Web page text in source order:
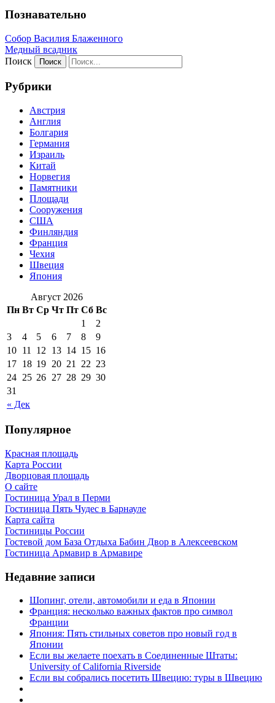
Познавательно
Собор Василия Блаженного
Медный всадник
Поиск
Рубрики
Австрия
Англия
Болгария
Германия
Израиль
Китай
Норвегия
Памятники
Площади
Сооружения
США
Финляндия
Франция
Чехия
Швеция
Япония
Август 2026
Пн Вт Ср Чт Пт Сб Вс
« Дек
1
2
3
4 5 6 7 8
9
10 11 12 13 14 15 16
17 18 19 20 21 22 23
24 25 26 27 28 29 30
31
Популярное
Красная площадь
Карта России
Дворцовая площадь
О сайте
Гостиница Урал в Перми
Гостиница Пять Чудес в Барнауле
Карта сайта
Гостиницы России
Гостевой дом База Отдыха Бабин Двор в Алексеевском
Гостиница Армавир в Армавире
Недавние записи
Шопинг, отели, автомобили и еда в Японии
Франция: несколько важных фактов про символ
Франции
Япония: Пять стильных советов про новый год в
Японии
Если вы желаете поехать в Соединенные Штаты:
University of California Riverside
Если вы собрались посетить Швецию: туры в Швецию